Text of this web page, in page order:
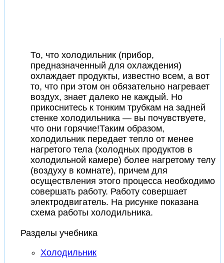
То, что холодильник (прибор,
предназначенный для охлаждения)
охлаждает продукты, известно всем, а вот
то, что при этом он обязательно нагревает
воздух, знает далеко не каждый. Но
прикоснитесь к тонким трубкам на задней
стенке холодильника — вы почувствуете,
что они горячие!Таким образом,
холодильник передает тепло от менее
нагретого тела (холодных продуктов в
холодильной камере) более нагретому телу
(воздуху в комнате), причем для
осуществления этого процесса необходимо
совершать работу. Работу совершает
электродвигатель. На рисунке показана
схема работы холодильника.
Разделы учебника
Холодильник